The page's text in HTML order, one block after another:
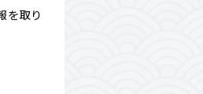
を取り